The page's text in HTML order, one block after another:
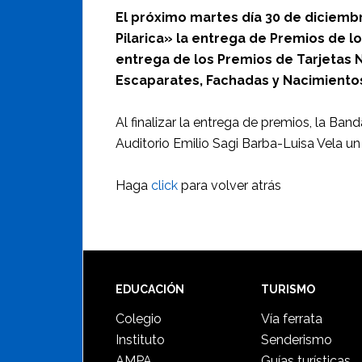
El próximo martes día 30 de
Pilarica» la entrega de Premios de
entrega de los Premios de Tarjetas
Escaparates, Fachadas y
Al finalizar la entrega de premios, la
Auditorio Emilio Sagi Barba-Luisa Vela
Haga click para volver atrás
Footer
EDUCACIÓN
Colegio
Instituto
TURISMO
Vía ferrata
Senderismo